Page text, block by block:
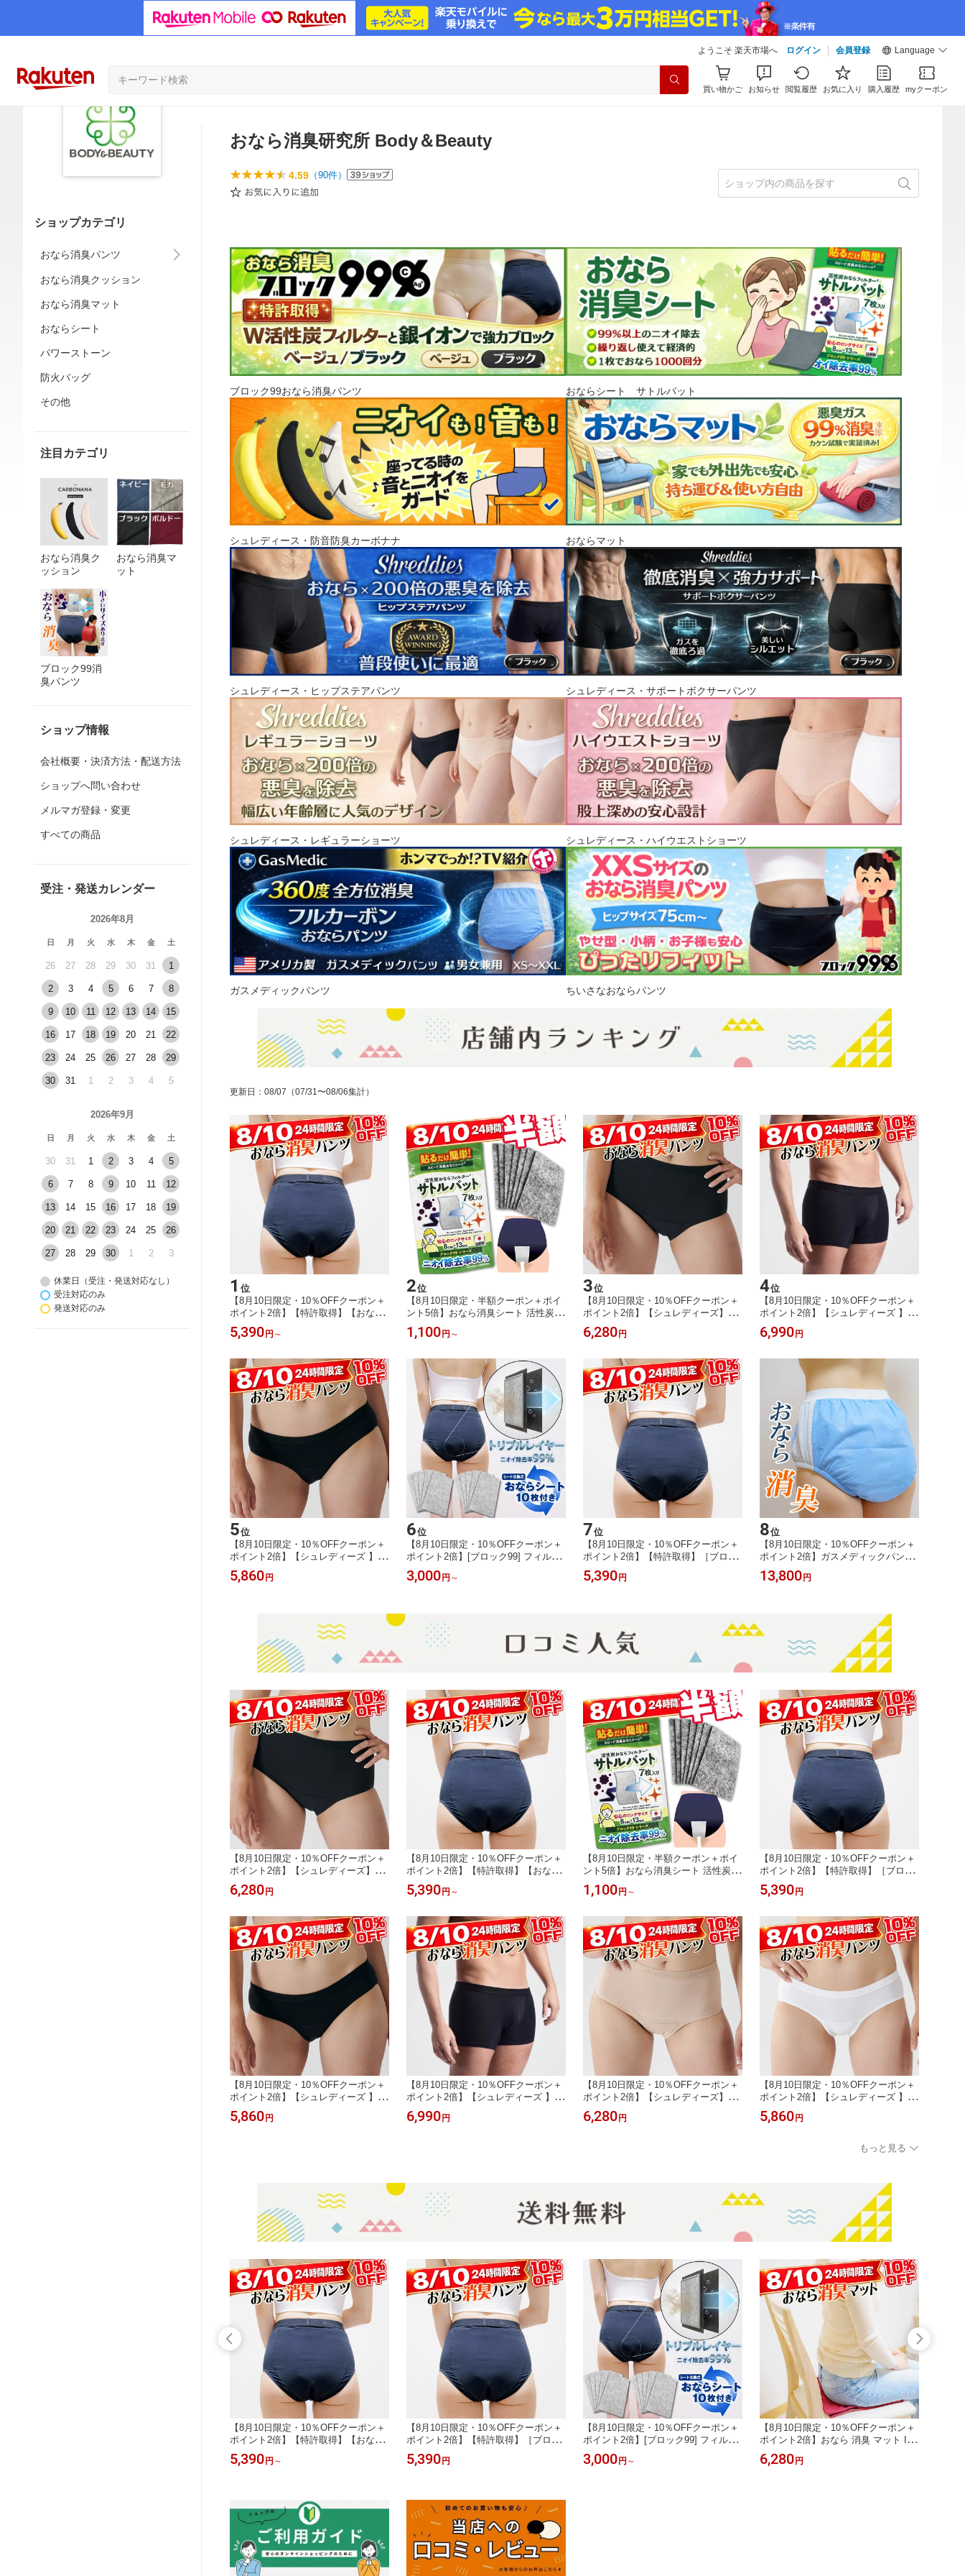
ようこそ 楽天市場へ ログイン 会員登録 Language
買い物かご お知らせ 閲覧履歴 お気に入り 購入履歴 myクーポン
ショップカテゴリ
おなら消臭パンツ
おなら消臭クッション
おなら消臭マット
おならシート
パワーストーン
防火バッグ
その他
注目カテゴリ
おなら消臭ク
ッション
おなら消臭マ
ット
ブロック99消
臭パンツ
ショップ情報
会社概要・決済方法・配送方法
ショップへ問い合わせ
メルマガ登録・変更
すべての商品
受注・発送カレンダー
2026年8月
日 月 火 水 木 金 土
26 27 28 29 30 31 1
2 3 4 5 6 7 8
9 10 11 12 13 14 15
16 17 18 19 20 21 22
23 24 25 26 27 28 29
30 31 1 2 3 4 5
2026年9月
日 月 火 水 木 金 土
30 31 1 2 3 4 5
6 7 8 9 10 11 12
13 14 15 16 17 18 19
20 21 22 23 24 25 26
27 28 29 30 1 2 3
休業日（受注・発送対応なし）
受注対応のみ
発送対応のみ
おなら消臭研究所 Body＆Beauty
4.59 （90件）
ブロック99おなら消臭パンツ おならシート サトルバット
シュレディース・防音防臭カーボナナ おならマット
シュレディース・ヒップステアパンツ シュレディース・サポートボクサーパンツ
シュレディース・レギュラーショーツ シュレディース・ハイウエストショーツ
ガスメディックパンツ ちいさなおならパンツ
更新日 ： 08/07 （07/31〜08/06集計）
1 位
【8月10日限定・10％OFFクーポン＋
ポイント2倍】【特許取得】【おなら
のニオイ対策】ブロック99おなら消臭
パンツ【ブラック】過敏性腸症候群
ート 学校 介護 【初回購入特典：到着
後7日以内のご連絡でサイズ交換OK】
5,390円 ～
2位
【8月10日限定・半額クーポン＋ポイ
ント5倍】おなら消臭シート 活性炭フ
ィルター パンツ・下着に貼るだけ
【サトルバット／ブロック99】過敏性
率99％以上／おなら1000回分以上の
ガス吸着容量
1,100円 ～
3位
【8月10日限定・10％OFFクーポン＋
ポイント2倍】【シュレディーズ】ハ
イウエストショーツ／おなら消臭パン
ツ／レディース／Shreddies／活性炭
ョーツ 消臭下着 IBS 過敏性腸症候群
6,280円
4位
【8月10日限定・10％OFFクーポン＋
ポイント2倍】【シュレディーズ 】メ
ンズヒップステアパンツ／男性用おな
ら消臭パンツ／ブラック／Shreddies
消臭ショーツ 消臭下着 IBS 過敏性腸
症候群 痔ろう 臭い対策
6,990円
5位
【8月10日限定・10％OFFクーポン＋
ポイント2倍】【シュレディーズ 】レ
ギュラーショーツ／おなら消臭パンツ
／ Shreddies 活性炭 おならフィルタ
5,860円
6位
【8月10日限定・10％OFFクーポン＋
ポイント2倍】[ブロック99] フィルタ
ー交換式 おなら消臭パンツ【シート
プラス】レディースショーツ おなら
3,000円 ～
7位
【8月10日限定・10％OFFクーポン＋
ポイント2倍】【特許取得】［ブロッ
ク99］おならパンツ 99％消臭 レディ
ース おなら消臭パンツ ハイウエスト
ズ交換OK】
5,390円
8位
【8月10日限定・10％OFFクーポン＋
ポイント2倍】ガスメディックパン
ツ 360度全方位消臭 フルカーボ
ン おならパンツ 男女兼用 アメリ
13,800円
【8月10日限定・10％OFFクーポン＋
ポイント2倍】【シュレディーズ】ハ
イウエストショーツ／おなら消臭パン
ツ／レディース／Shreddies／活性炭
ョーツ 消臭下着 IBS 過敏性腸症候群
6,280円
【8月10日限定・10％OFFクーポン＋
ポイント2倍】【特許取得】【おなら
のニオイ対策】ブロック99おなら消臭
パンツ【ブラック】過敏性腸症候群
ート 学校 介護 【初回購入特典：到着
後7日以内のご連絡でサイズ交換OK】
5,390円 ～
【8月10日限定・半額クーポン＋ポイ
ント5倍】おなら消臭シート 活性炭フ
ィルター パンツ・下着に貼るだけ
【サトルバット／ブロック99】過敏性
率99％以上／おなら1000回分以上の
ガス吸着容量
1,100円 ～
【8月10日限定・10％OFFクーポン＋
ポイント2倍】【特許取得】［ブロッ
ク99］おならパンツ 99％消臭 レディ
ース おなら消臭パンツ ハイウエスト
群でお悩みの方におすすめ【初回購入
特典：到着後7日以内のご連絡でサイ
ズ交換OK】
5,390円
【8月10日限定・10％OFFクーポン＋
ポイント2倍】【シュレディーズ 】レ
ギュラーショーツ／おなら消臭パンツ
／ Shreddies 活性炭 おならフィルタ
5,860円
【8月10日限定・10％OFFクーポン＋
ポイント2倍】【シュレディーズ 】メ
ンズヒップステアパンツ／男性用おな
ら消臭パンツ／ブラック／Shreddies
6,990円
【8月10日限定・10％OFFクーポン＋
ポイント2倍】【シュレディーズ】ハ
イウエストショーツ／ベージュ／おな
ら消臭パンツ／レディース／Shreddie
6,280円
【8月10日限定・10％OFFクーポン＋
ポイント2倍】【シュレディーズ 】レ
ギュラーショーツ／おなら消臭パンツ
／レディース／ホワイト／白／Shred
ス製 消臭ショーツ 消臭下着 IBS 過敏
5,860円
もっと見る
【8月10日限定・10％OFFクーポン＋
ポイント2倍】【特許取得】【おなら
のニオイ対策】ブロック99おなら消臭
パンツ【ブラック】過敏性腸症候群
後7日以内のご連絡でサイズ交換OK】
5,390円 ～
【8月10日限定・10％OFFクーポン＋
ポイント2倍】【特許取得】［ブロッ
ク99］おならパンツ 99％消臭 レディ
ース おなら消臭パンツ ハイウエスト
特典：到着後7日以内のご連絡でサイ
ズ交換OK】
5,390円
【8月10日限定・10％OFFクーポン＋
ポイント2倍】[ブロック99] フィルタ
ー交換式 おなら消臭パンツ【シート
プラス】レディースショーツ おなら
3,000円 ～
【8月10日限定・10％OFFクーポン＋
ポイント2倍】おなら 消臭 マット IB
S 過敏性腸症候群 対策 活性炭フィル
ター 内蔵 ガス漏れ ニオイ対策 ハク
6,280円